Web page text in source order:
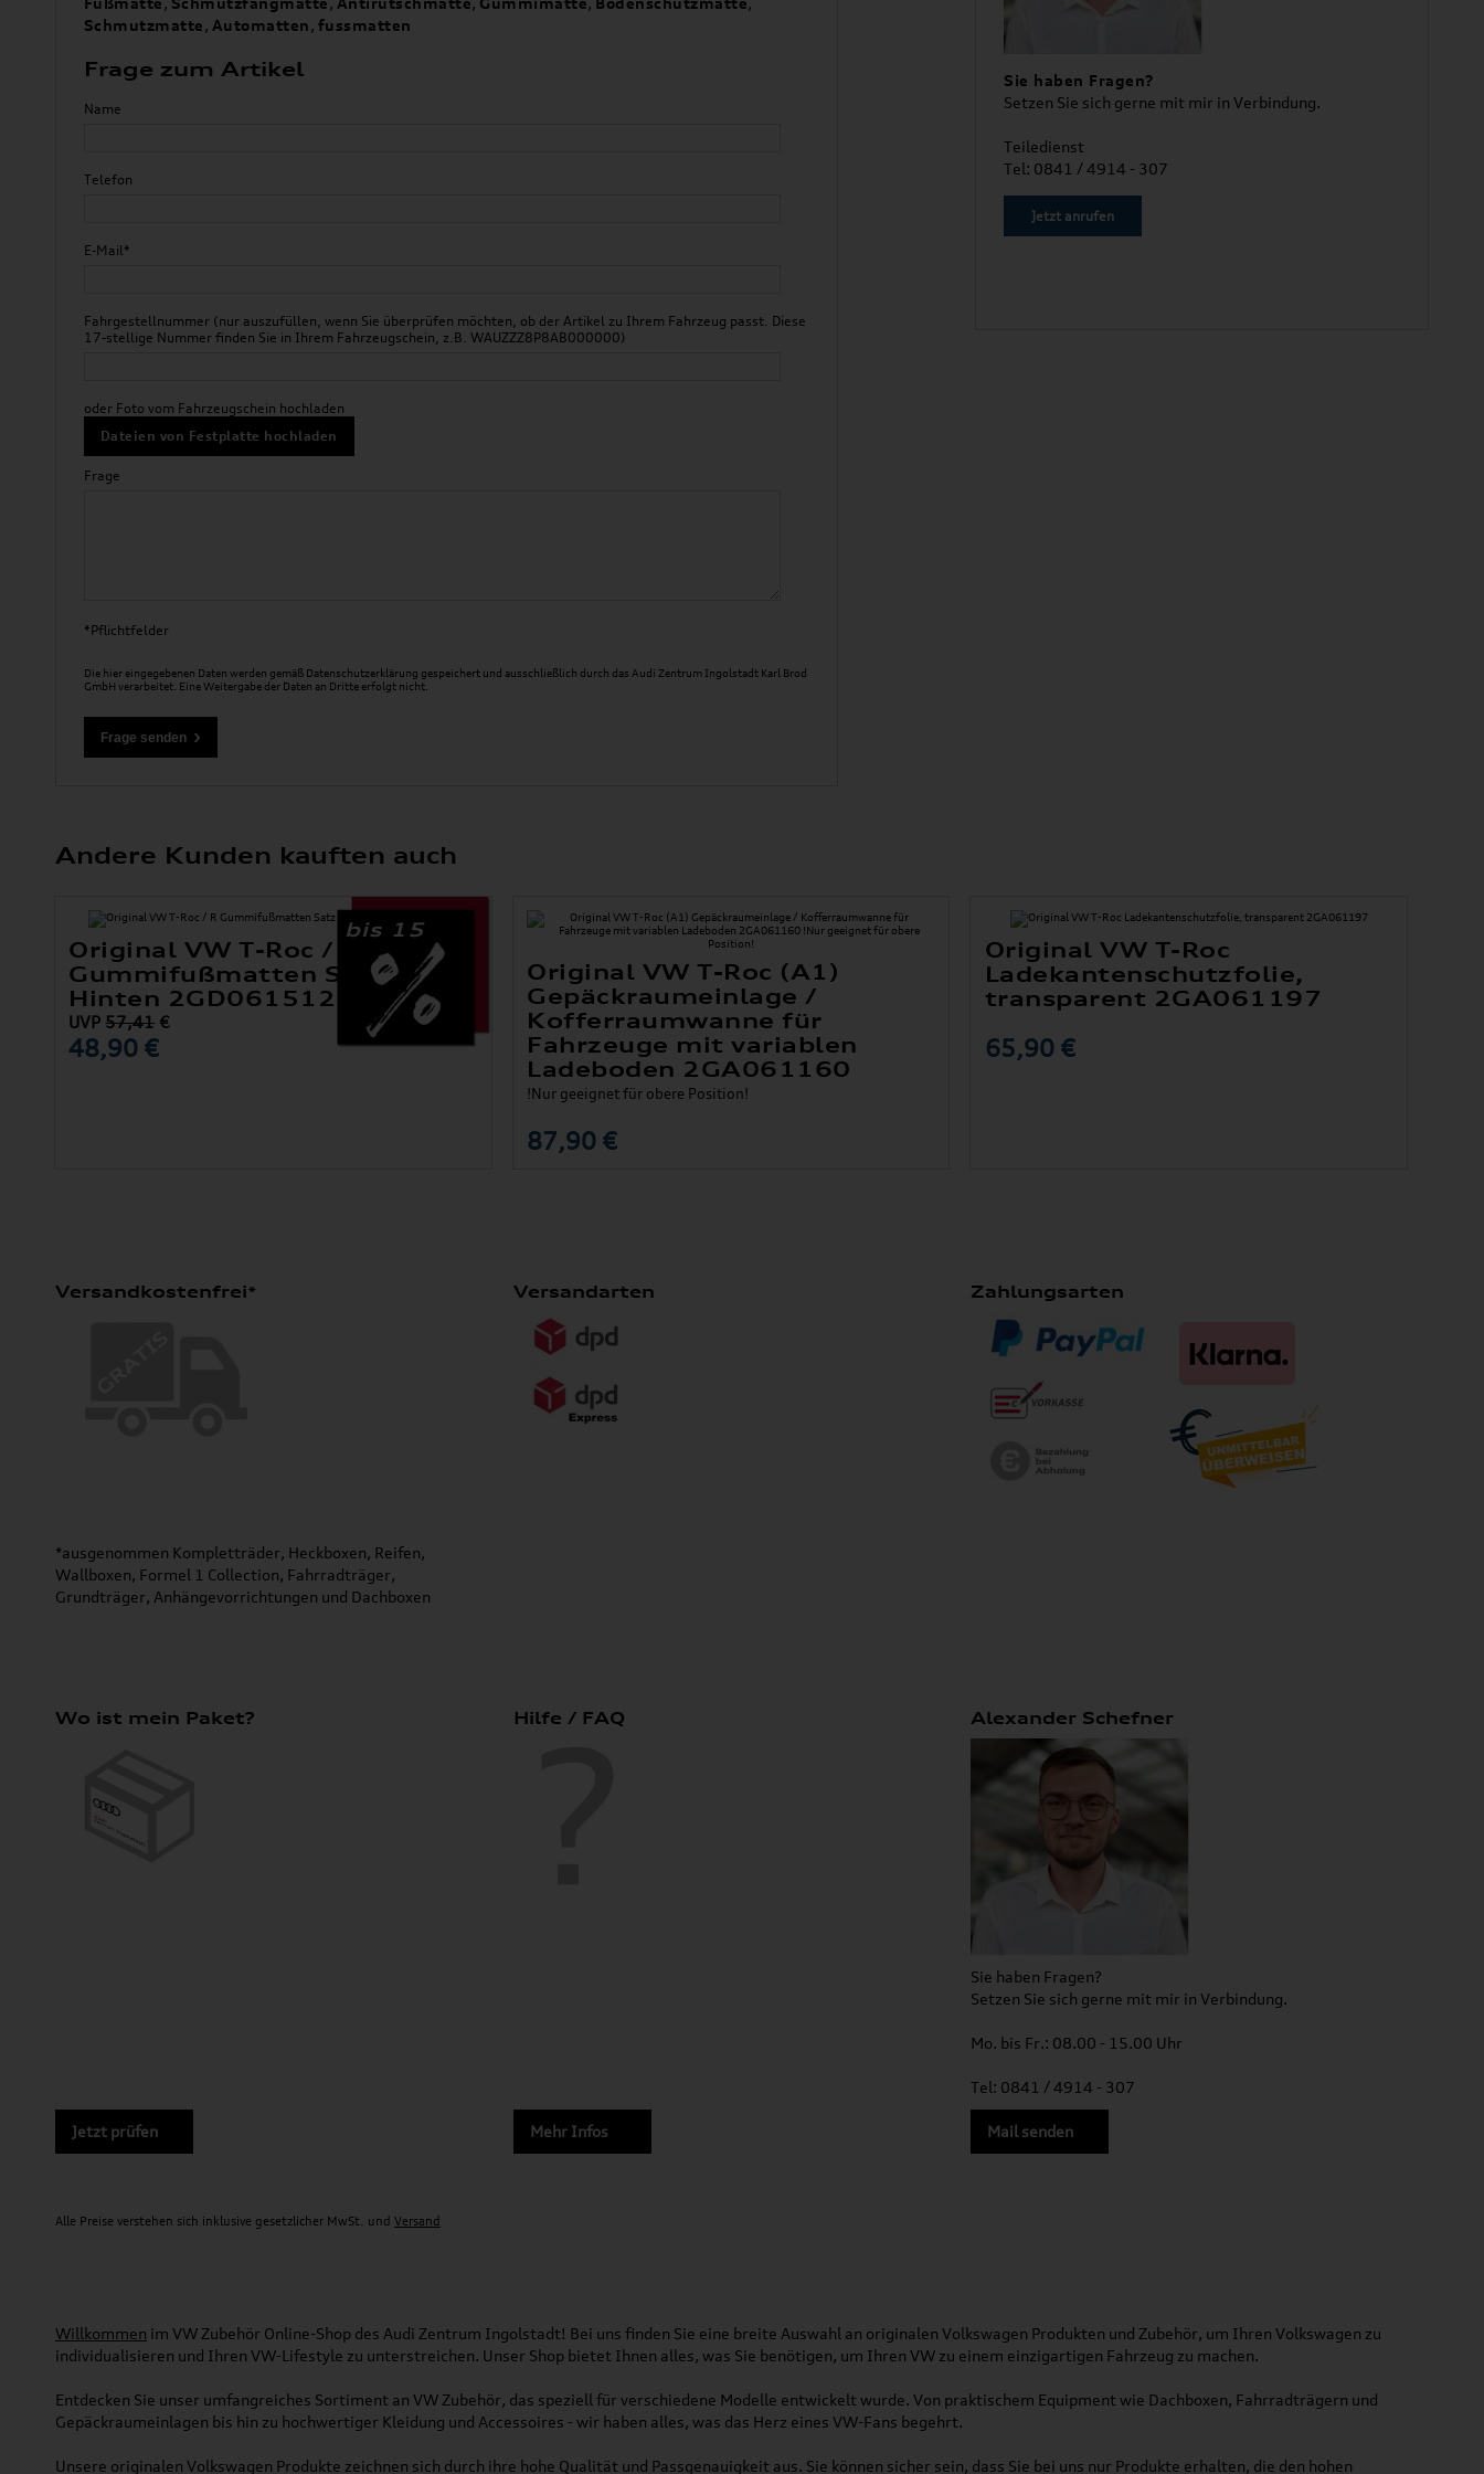
Schmutzmatte, Automatten, fussmatten
Frage zum Artikel
Name
Telefon
E-Mail*
Fahrgestellnummer (nur auszufüllen, wenn Sie überprüfen möchten, ob der Artikel zu Ihrem Fahrzeug passt. Diese
17-stellige Nummer finden Sie in Ihrem Fahrzeugschein, z.B. WAUZZZ8P8AB000000)
oder Foto vom Fahrzeugschein hochladen
Dateien von Festplatte hochladen
Frage
*Pflichtfelder
Die hier eingegebenen Daten werden gemäß Datenschutzerklärung gespeichert und ausschließlich durch das Audi Zentrum Ingolstadt Karl Brod
GmbH verarbeitet. Eine Weitergabe der Daten an Dritte erfolgt nicht.
Sie haben Fragen?
Setzen Sie sich gerne mit mir in Verbindung.
Teiledienst
Tel: 0841 / 4914 - 307
Jetzt anrufen
Andere Kunden kauften auch
bis 15
Original VW T-Roc / R
Gummifußmatten Satz
Hinten 2GD061512 82V
UVP57,41 €
48,90 €
Original VW T-Roc (A1)
Gepäckraumeinlage /
Kofferraumwanne für
Fahrzeuge mit variablen
Ladeboden 2GA061160
!Nur geeignet für obere Position!
87,90 €
Original VW T-Roc
Ladekantenschutzfolie,
transparent 2GA061197
65,90 €
Versandkostenfrei*
*ausgenommen Kompletträder, Heckboxen, Reifen,
Wallboxen, Formel 1 Collection, Fahrradträger,
Grundträger, Anhängevorrichtungen und Dachboxen
Versandarten Zahlungsarten
Wo ist mein Paket?
Jetzt prüfen
Hilfe / FAQ
Mehr Infos
Alexander Schefner
Sie haben Fragen?
Setzen Sie sich gerne mit mir in Verbindung.
Mo. bis Fr.: 08.00 - 15.00 Uhr
Tel: 0841 / 4914 - 307
Mail senden
Alle Preise verstehen sich inklusive gesetzlicher MwSt. und Versand
Willkommen im VW Zubehör Online-Shop des Audi Zentrum Ingolstadt! Bei uns finden Sie eine breite Auswahl an originalen Volkswagen Produkten und Zubehör, um Ihren Volkswagen zu
individualisieren und Ihren VW-Lifestyle zu unterstreichen. Unser Shop bietet Ihnen alles, was Sie benötigen, um Ihren VW zu einem einzigartigen Fahrzeug zu machen.
Entdecken Sie unser umfangreiches Sortiment an VW Zubehör, das speziell für verschiedene Modelle entwickelt wurde. Von praktischem Equipment wie Dachboxen, Fahrradträgern und
Gepäckraumeinlagen bis hin zu hochwertiger Kleidung und Accessoires - wir haben alles, was das Herz eines VW-Fans begehrt.
Unsere originalen Volkswagen Produkte zeichnen sich durch ihre hohe Qualität und Passgenauigkeit aus. Sie können sicher sein, dass Sie bei uns nur Produkte erhalten, die den hohen